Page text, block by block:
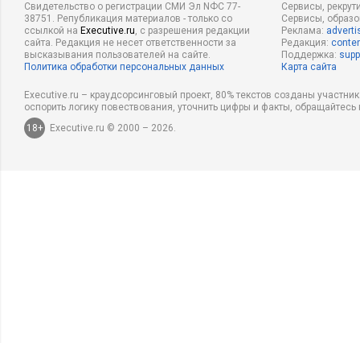
Свидетельство о регистрации СМИ Эл NФС 77-
38751. Републикация материалов - только со
ссылкой на Executive.ru, с разрешения редакции
сайта. Редакция не несет ответственности за
высказывания пользователей на сайте.
Политика обработки персональных данных
Сервисы,
Сервисы,
Реклама:
Редакция:
Поддержка:
Карта сайта
Executive.ru – краудсорсинговый проект, 80% текстов созданы
оспорить логику повествования, уточнить цифры и факты,
18+
Executive.ru © 2000 – 2026.